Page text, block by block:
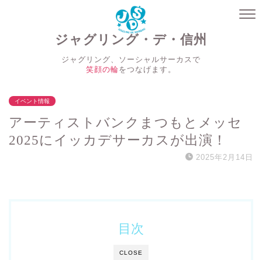
ジャグリング・デ・信州
ジャグリング、ソーシャルサーカスで
笑顔の輪をつなげます。
イベント情報
アーティストバンクまつもとメッセ
2025にイッカデサーカスが出演！
2025年2月14日
CLOSE
目次